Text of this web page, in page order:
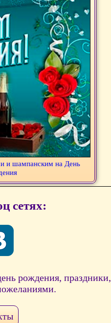
и шампанским на День
сетях:
рождения, праздники,